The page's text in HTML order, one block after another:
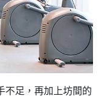
不足，再加上坊間的